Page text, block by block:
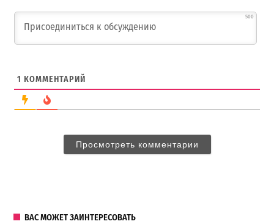
500
1 КОММЕНТАРИЙ
Просмотреть комментарии
ВАС МОЖЕТ ЗАИНТЕРЕСОВАТЬ